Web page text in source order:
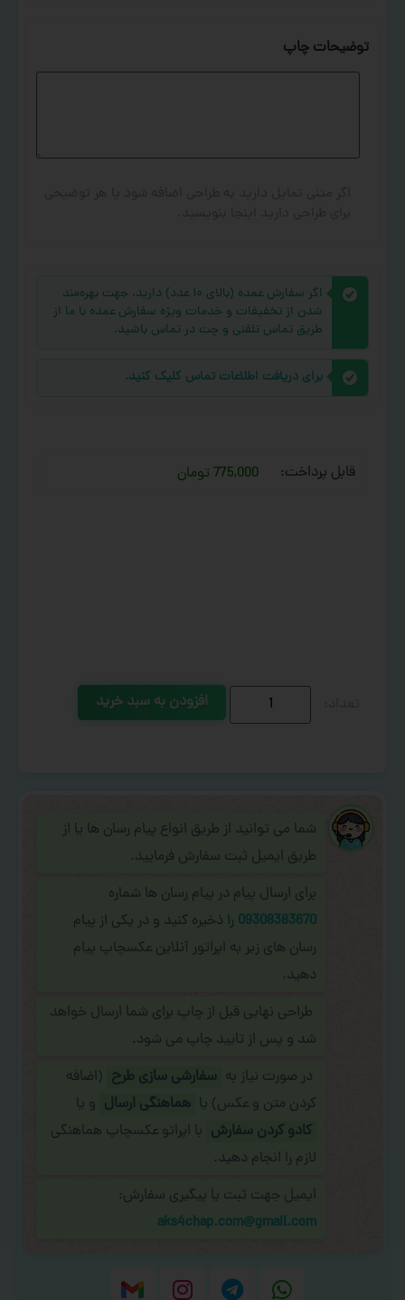
توضیحات چاپ
اگر سفارش عمده (بالای ۱۰ عدد) دارید، جهت بهره‌مند
شدن از تخفیفات و خدمات ویژه سفارش عمده با ما از
طریق تماس تلفنی و چت در تماس باشید.
برای دریافت اطلاعات تماس کلیک کنید.
قابل پرداخت: 775,000 تومان
افزودن به سبد خرید
شما می توانید از طریق انواع پیام رسان ها یا از
طریق ایمیل ثبت سفارش فرمایید.
برای ارسال پیام در پیام رسان ها شماره
09308383670 را ذخیره کنید و در یکی از پیام
رسان های زیر به اپراتور آنلاین عکسچاپ پیام
دهید.
طراحی نهایی قبل از چاپ برای شما ارسال خواهد
شد و پس از تایید چاپ می شود.
در صورت نیاز به سفارشی سازی طرح (اضافه
کردن متن و عکس) یا هماهنگی ارسال و یا
کادو کردن سفارش با اپراتو عکسچاپ هماهنگی
لازم را انجام دهید.
ایمیل جهت ثبت یا پیگیری سفارش:
aks4chap.com@gmail.com